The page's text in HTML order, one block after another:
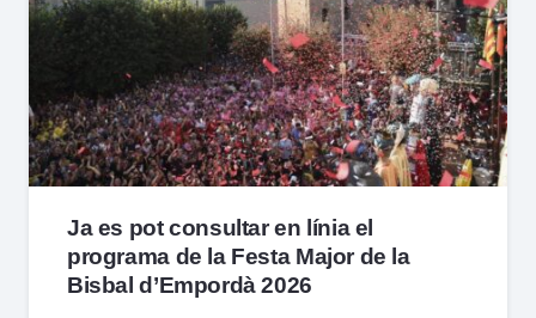
Ja es pot consultar en línia el
programa de la Festa Major de la
Bisbal d’Empordà 2026